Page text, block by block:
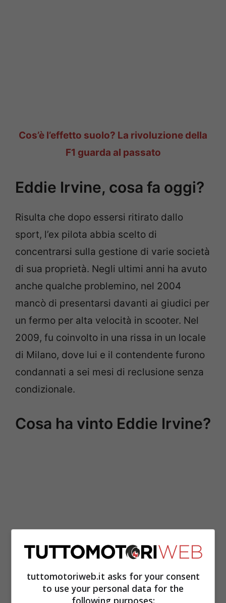
Cos’è l’effetto suolo? La rivoluzione della
F1 guarda al passato
Eddie Irvine, cosa fa oggi?
Risulta che dopo essersi ritirato dallo
sport, l’ex pilota abbia scelto di
concentrarsi sulla gestione di varie società
di sua proprietà. Negli ultimi anni ha avuto
anche qualche problemino, nel 2004
mancò di presentarsi davanti ai giudici per
un fermo per alta velocità in scooter. Nel
2009, fu coinvolto in una rissa in un locale
di Milano, dove lui e il contendente furono
condannati a sei mesi di reclusione senza
condizionale.
Cosa ha vinto Eddie Irvine?
Il pilota nordirlandese ha vinto poco
tuttomotoriweb.it asks for your consent
to use your personal data for the
following purposes: